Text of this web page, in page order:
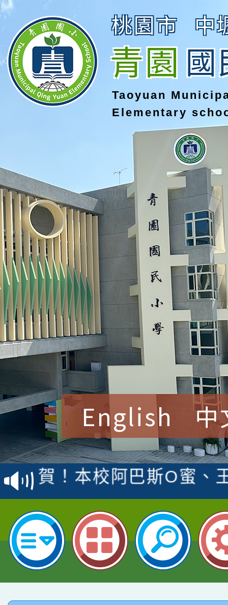
桃園市 中
青園國
Taoyuan
Elementary
English 中
賀！本校參加桃園市中
賽 洪綺君教師榮獲社
名
賀！本校阿巴斯O蜜、
倩參加桃園市科展 國
名 指導老師王老師、
賀！本校四年二班張O
園市英語競賽國小朗讀
指導老師林老師
賀！本校參加桃園市中
賽 劉文瑛教師榮獲教
臺灣台語-第二名
賀！本校參與2026世
市賽榮獲科學小創客佳
賀！本校參加桃園市中